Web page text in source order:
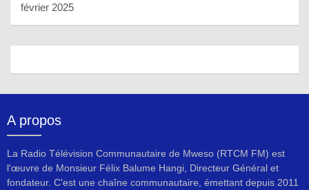
février 2025
A propos
La Radio Télévision Communautaire de Mweso (RTCM FM) est
l'œuvre de Monsieur Félix Balume Hangi, Directeur Général et
fondateur. C'est une chaîne communautaire, émettant depuis 2011